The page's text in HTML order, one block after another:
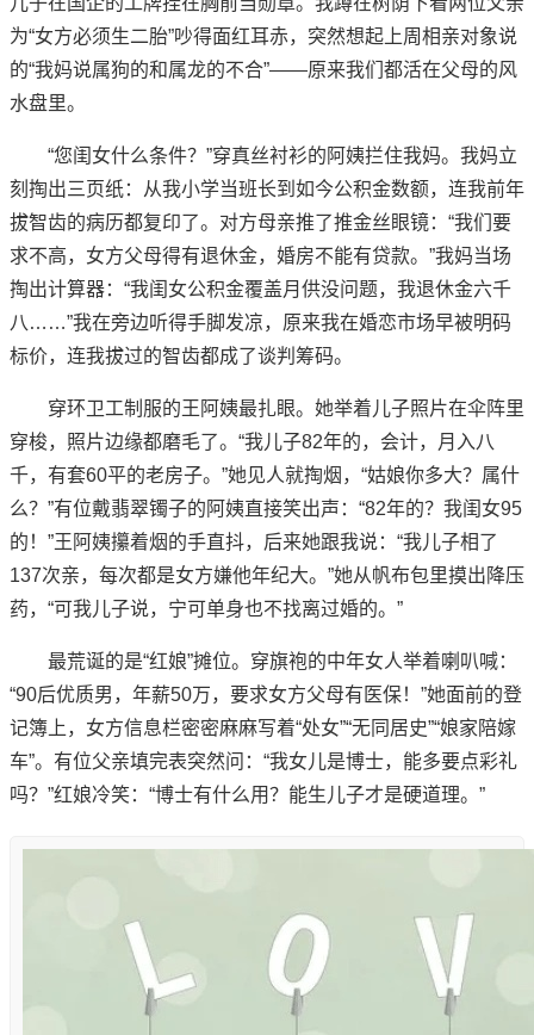
为“女方必须生二胎”吵得面红耳赤，突然想起上周相亲对象说
的“我妈说属狗的和属龙的不合”——原来我们都活在父母的风
水盘里。
“您闺女什么条件？”穿真丝衬衫的阿姨拦住我妈。我妈立
刻掏出三页纸：从我小学当班长到如今公积金数额，连我前年
拔智齿的病历都复印了。对方母亲推了推金丝眼镜：“我们要
求不高，女方父母得有退休金，婚房不能有贷款。”我妈当场
掏出计算器：“我闺女公积金覆盖月供没问题，我退休金六千
八……”我在旁边听得手脚发凉，原来我在婚恋市场早被明码
标价，连我拔过的智齿都成了谈判筹码。
穿环卫工制服的王阿姨最扎眼。她举着儿子照片在伞阵里
穿梭，照片边缘都磨毛了。“我儿子82年的，会计，月入八
千，有套60平的老房子。”她见人就掏烟，“姑娘你多大？属什
么？”有位戴翡翠镯子的阿姨直接笑出声：“82年的？我闺女95
的！”王阿姨攥着烟的手直抖，后来她跟我说：“我儿子相了
137次亲，每次都是女方嫌他年纪大。”她从帆布包里摸出降压
药，“可我儿子说，宁可单身也不找离过婚的。”
最荒诞的是“红娘”摊位。穿旗袍的中年女人举着喇叭喊：
“90后优质男，年薪50万，要求女方父母有医保！”她面前的登
记簿上，女方信息栏密密麻麻写着“处女”“无同居史”“娘家陪嫁
车”。有位父亲填完表突然问：“我女儿是博士，能多要点彩礼
吗？”红娘冷笑：“博士有什么用？能生儿子才是硬道理。”